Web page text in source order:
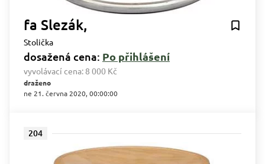
fa Slezák,
Stolička
dosažená cena: Po přihlášení
vyvolávací cena: 8 000 Kč
draženo
ne 21. června 2020, 00:00:00
204